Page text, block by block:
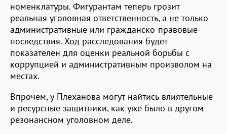
номенклатуры. Фигурантам теперь грозит
реальная уголовная ответственность, а не только
административные или гражданско-правовые
последствия. Ход расследования будет
показателен для оценки реальной борьбы с
коррупцией и административным произволом на
местах.
Впрочем, у Плеханова могут найтись влиятельные
и ресурсные защитники, как уже было в другом
резонансном уголовном деле.